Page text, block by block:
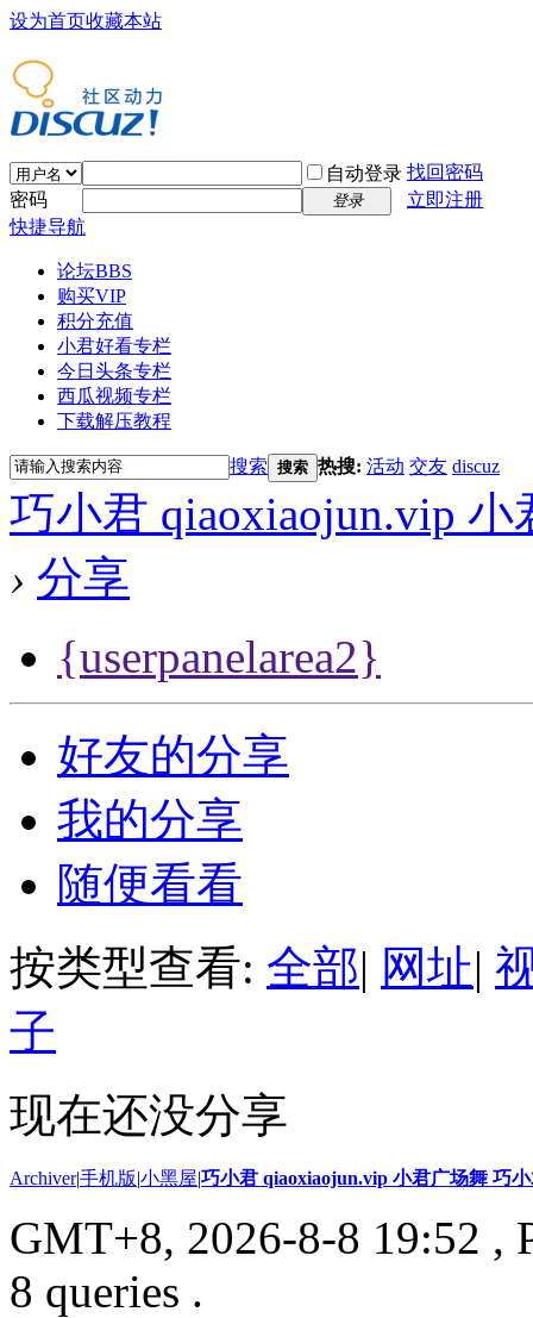
设为首页收藏本站
自动登录 找回密码
密码
登录
立即注册
快捷导航
论坛BBS
购买VIP
积分充值
小君好看专栏
今日头条专栏
西瓜视频专栏
下载解压教程
搜索 搜索 热搜: 活动 交友 discuz
巧小君 qiaoxiaojun.vip
› 分享
{userpanelarea2}
好友的分享
我的分享
随便看看
按类型查看: 全部| 网址|
子
现在还没分享
Archiver|手机版|小黑屋|巧小君 qiaoxiaojun.vip 小君广场舞 巧
GMT+8, 2026-8-8 19:52 ,
8 queries .